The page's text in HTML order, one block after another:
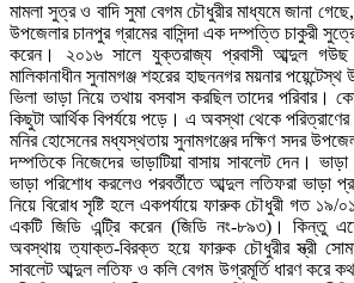
মামলা সুত্র ও বাদি সুমা বেগম চৌধুরীর মাধ্যমে জানা
উপজেলার চানপুর গ্রামের বাসিন্দা এক দম্পত্তি চাকুরী
করেন। ২০১৬ সালে যুক্তরাজ্য প্রবাসী আব্দুল
মালিকানাধীন সুনামগঞ্জ শহরের হাছননগর ময়নার
ভিলা ভাড়া নিয়ে তথায় বসবাস করছিল তাদের পরিবার।
কিছুটা আর্থিক বিপর্যয়ে পড়ে। এ অবস্থা থেকে
মনির হোসেনের মধ্যস্থতায় সুনামগঞ্জের দক্ষিণ সদর
দম্পতিকে নিজেদের ভাড়াটিয়া বাসায় সাবলেট দেন।
ভাড়া পরিশোধ করলেও পরবর্তীতে আব্দুল লতিফরা ভাড়া
নিয়ে বিরোধ সৃষ্টি হলে একপর্যায়ে ফারুক চৌধুরী গত ১৯/
একটি জিডি এন্ট্রি করেন (জিডি নং-৮৯৩)। কিন্তু
অবস্থায় ত্যাক্ত-বিরক্ত হয়ে ফারুক চৌধুরীর স্ত্রী
সাবলেট আব্দুল লতিফ ও কলি বেগম উগ্রমূর্তি ধারণ করে কথা